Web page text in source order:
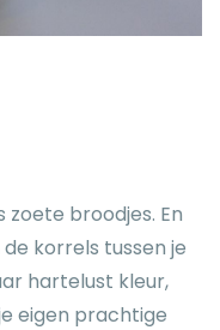
broodjes. En
korrels tussen je
hartelust kleur,
eigen prachtige